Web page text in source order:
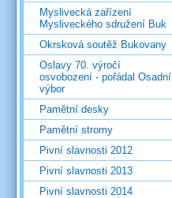
Myslivecká zařízení
Mysliveckého sdružení Buk
Okrsková soutěž Bukovany
Oslavy 70. výročí
osvobození - pořádal Osadní
výbor
Pamětní desky
Pamětní stromy
Pivní slavnosti 2012
Pivní slavnosti 2013
Pivní slavnosti 2014